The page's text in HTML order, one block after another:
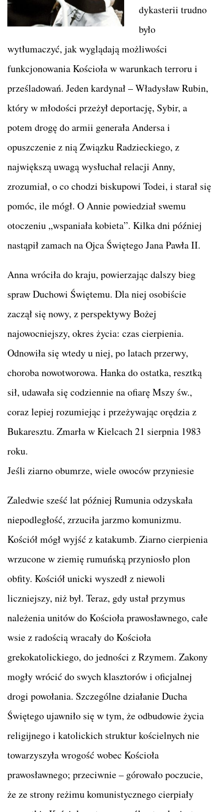
dykasterii trudno
było
wytłumaczyć, jak wyglądają możliwości
funkcjonowania Kościoła w warunkach terroru i
prześladowań. Jeden kardynał – Władysław Rubin,
który w młodości przeżył deportację, Sybir, a
potem drogę do armii generała Andersa i
opuszczenie z nią Związku Radzieckiego, z
największą uwagą wysłuchał relacji Anny,
zrozumiał, o co chodzi biskupowi Todei, i starał się
pomóc, ile mógł. O Annie powiedział swemu
otoczeniu „wspaniała kobieta”. Kilka dni później
nastąpił zamach na Ojca Świętego Jana Pawła II.
Anna wróciła do kraju, powierzając dalszy bieg
spraw Duchowi Świętemu. Dla niej osobiście
zaczął się nowy, z perspektywy Bożej
najowocniejszy, okres życia: czas cierpienia.
Odnowiła się wtedy u niej, po latach przerwy,
choroba nowotworowa. Hanka do ostatka, resztką
sił, udawała się codziennie na ofiarę Mszy św.,
coraz lepiej rozumiejąc i przeżywając orędzia z
Bukaresztu. Zmarła w Kielcach 21 sierpnia 1983
roku.
Jeśli ziarno obumrze, wiele owoców przyniesie
Zaledwie sześć lat później Rumunia odzyskała
niepodległość, zrzuciła jarzmo komunizmu.
Kościół mógł wyjść z katakumb. Ziarno cierpienia
wrzucone w ziemię rumuńską przyniosło plon
obfity. Kościół unicki wyszedł z niewoli
liczniejszy, niż był. Teraz, gdy ustał przymus
należenia unitów do Kościoła prawosławnego, całe
wsie z radością wracały do Kościoła
grekokatolickiego, do jedności z Rzymem. Zakony
mogły wrócić do swych klasztorów i oficjalnej
drogi powołania. Szczególne działanie Ducha
Świętego ujawniło się w tym, że odbudowie życia
religijnego i katolickich struktur kościelnych nie
towarzyszyła wrogość wobec Kościoła
prawosławnego; przeciwnie – górowało poczucie,
że ze strony reżimu komunistycznego cierpiały